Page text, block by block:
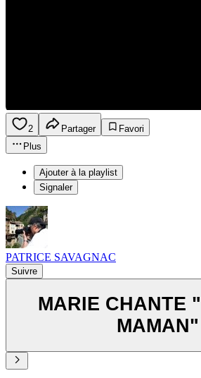
2 Partager
Favori
Plus
Ajouter à la playlist
Signaler
PATRICE SAVAGNAC
Suivre
MARIE CHANTE
MAMAN"